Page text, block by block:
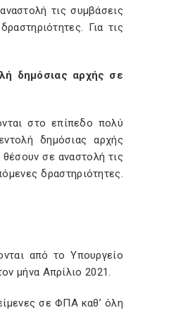
τις συμβάσεις
Για τις
δημόσιας αρχής σε
στο επίπεδο πολύ
δημόσιας αρχής
σε αναστολή τις
δραστηριότητες.
από το Υπουργείο
μήνα Απρίλιο 2021.
σε ΦΠΑ καθ’ όλη